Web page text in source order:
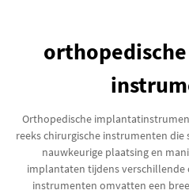
Orthopedische
reeks chirurgische instrumenten
nauwkeurige plaatsing en
implantaten tijdens verschillende
instrumenten omvatten een